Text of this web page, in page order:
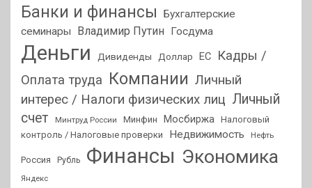
Банки и финансы
Бухгалтерские
семинары
Владимир Путин Госдума
Деньги Дивиденды Доллар ЕС
Кадры /
Оплата труда Компании Личный
интерес / Налоги физических лиц Личный
счет
Минтруд России Минфин Мосбиржа Налоговый
контроль / Налоговые проверки
Недвижимость Нефть
Россия Рубль Финансы Экономика
Яндекс